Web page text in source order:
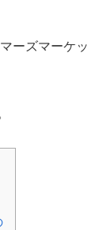
ーズマーケッ